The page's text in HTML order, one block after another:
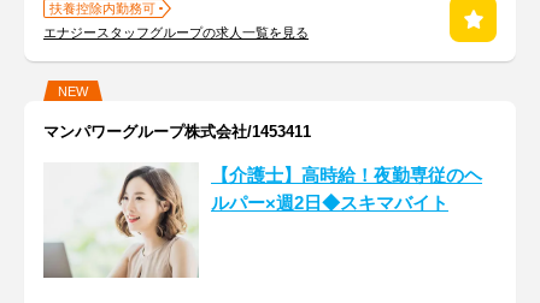
扶養控除内勤務可
エナジースタッフグループの求人一覧を見る
NEW
マンパワーグループ株式会社/1453411
【介護士】高時給！夜勤専従のヘ
ルパー×週2日◆スキマバイト